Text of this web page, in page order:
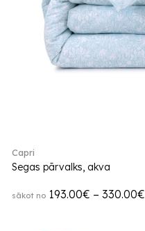
Capri
Segas pārvalks, akva
sākot no 193.00€ – 330.00€